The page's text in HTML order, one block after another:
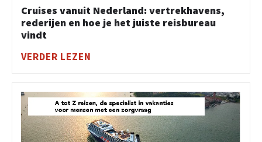
Cruises vanuit Nederland: vertrekhavens,
rederijen en hoe je het juiste reisbureau
vindt
VERDER LEZEN